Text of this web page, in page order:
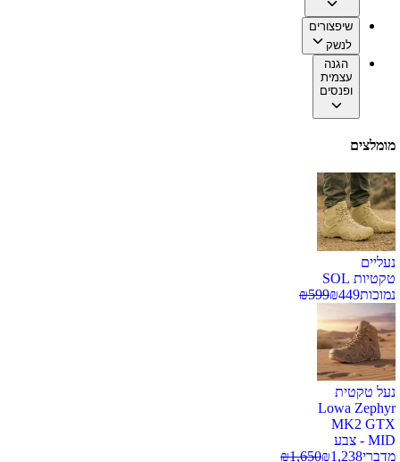
שיפצורים
לנשק
הגנה
עצמית
ופנסים
מומלצים
נעליים
טקטיות SOL
נמוכות
₪449
₪599
נעל טקטית
Lowa Zephyr
MK2 GTX
MID - צבע
מדברי
₪1,238
₪1,650